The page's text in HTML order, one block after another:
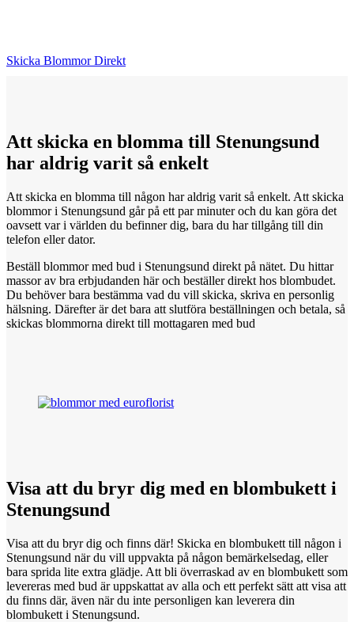
Skicka Blommor Direkt
Att skicka en blomma till Stenungsund
har aldrig varit så enkelt
Att skicka en blomma till någon har aldrig varit så enkelt. Att skicka
blommor i Stenungsund går på ett par minuter och du kan göra det
oavsett var i världen du befinner dig, bara du har tillgång till din
telefon eller dator.
Beställ blommor med bud i Stenungsund direkt på nätet. Du hittar
massor av bra erbjudanden här och beställer direkt hos blombudet.
Du behöver bara bestämma vad du vill skicka, skriva en personlig
hälsning. Därefter är det bara att slutföra beställningen och betala, så
skickas blommorna direkt till mottagaren med bud
Visa att du bryr dig med en blombukett i
Stenungsund
Visa att du bryr dig och finns där! Skicka en blombukett till någon i
Stenungsund när du vill uppvakta på någon bemärkelsedag, eller
bara sprida lite extra glädje. Att bli överraskad av en blombukett som
levereras med bud är uppskattat av alla och ett perfekt sätt att visa att
du finns där, även när du inte personligen kan leverera din
blombukett i Stenungsund.